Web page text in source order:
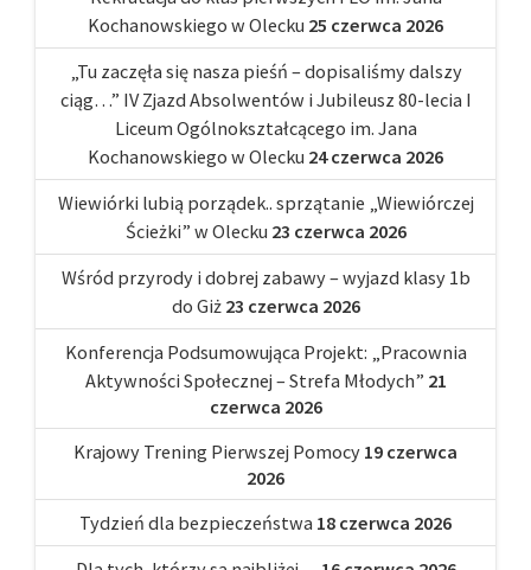
Kochanowskiego w Olecku 25 czerwca 2026
„Tu zaczęła się nasza pieśń – dopisaliśmy dalszy
ciąg…” IV Zjazd Absolwentów i Jubileusz 80-lecia I
Liceum Ogólnokształcącego im. Jana
Kochanowskiego w Olecku 24 czerwca 2026
Wiewiórki lubią porządek.. sprzątanie „Wiewiórczej
Ścieżki” w Olecku 23 czerwca 2026
Wśród przyrody i dobrej zabawy – wyjazd klasy 1b
do Giż 23 czerwca 2026
Konferencja Podsumowująca Projekt: „Pracownia
Aktywności Społecznej – Strefa Młodych” 21
czerwca 2026
Krajowy Trening Pierwszej Pomocy 19 czerwca
2026
Tydzień dla bezpieczeństwa 18 czerwca 2026